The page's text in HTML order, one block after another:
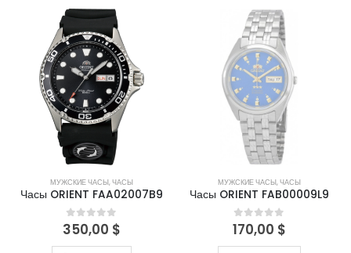
МУЖСКИЕ ЧАСЫ,ЧАСЫ
Часы ORIENT FAA02007B9
0out of 5
350,00 $
НЕТ В НАЛИЧИИ
МУЖСКИЕ ЧАСЫ,ЧАСЫ
Часы ORIENT FAB00009L9
0out of 5
170,00 $